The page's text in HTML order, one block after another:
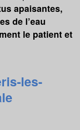
apaisantes,
de l’eau
le patient et
les-